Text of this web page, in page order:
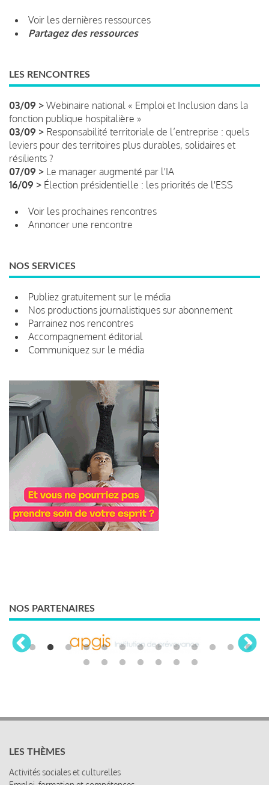
Voir les dernières ressources
Partagez des ressources
LES RENCONTRES
03/09 > Webinaire national « Emploi et Inclusion dans la
fonction publique hospitalière »
03/09 > Responsabilité territoriale de l’entreprise : quels
leviers pour des territoires plus durables, solidaires et
résilients ?
07/09 > Le manager augmenté par l'IA
16/09 > Élection présidentielle : les priorités de l'ESS
Voir les prochaines rencontres
Annoncer une rencontre
NOS SERVICES
Publiez gratuitement sur le média
Nos productions journalistiques sur abonnement
Parrainez nos rencontres
Accompagnement éditorial
Communiquez sur le média
NOS PARTENAIRES
LES THÈMES
Activités sociales et culturelles